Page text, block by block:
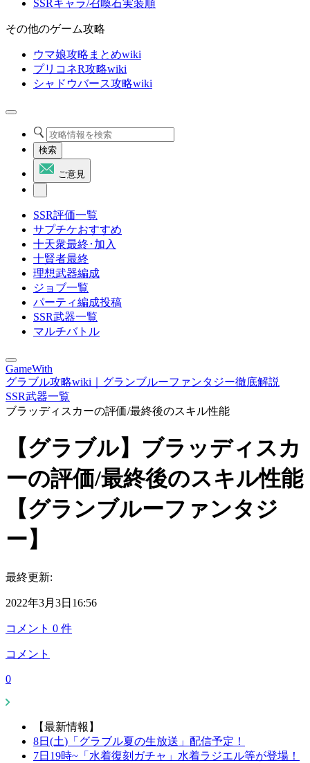
SSRキャラ/召喚石実装順
その他のゲーム攻略
ウマ娘攻略まとめwiki
プリコネR攻略wiki
シャドウバース攻略wiki
検索
ご意見
SSR評価一覧
サプチケおすすめ
十天衆最終･加入
十賢者最終
理想武器編成
ジョブ一覧
パーティ編成投稿
SSR武器一覧
マルチバトル
GameWith
グラブル攻略wiki｜グランブルーファンタジー徹底解説
SSR武器一覧
ブラッディスカーの評価/最終後のスキル性能
【グラブル】ブラッディスカ
ーの評価/最終後のスキル性能
【グランブルーファンタジ
ー】
最終更新:
2022年3月3日16:56
コメント 0 件
コメント
0
【最新情報】
8日(土)「グラブル夏の生放送」配信予定！
7日19時~「水着復刻ガチャ」水着ラジエル等が登場！